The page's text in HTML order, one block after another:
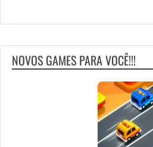
NOVOS GAMES PARA VOCÊ!!!